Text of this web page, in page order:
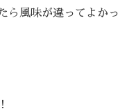
ら風味が違ってよかっ